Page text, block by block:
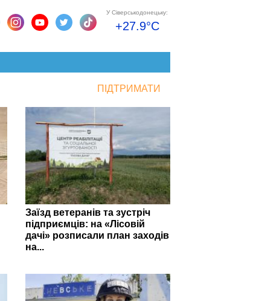
У Сіверськодонецьку:
+27.9°C
ПІДТРИМАТИ
Заїзд ветеранів та зустріч
підприємців: на «Лісовій
дачі» розписали план заходів
на...